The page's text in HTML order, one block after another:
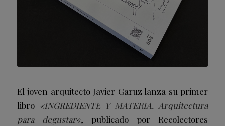
El joven arquitecto Javier Garuz lanza su primer
libro «INGREDIENTE Y MATERIA. Arquitectura
para degustar«, publicado por Recolectores